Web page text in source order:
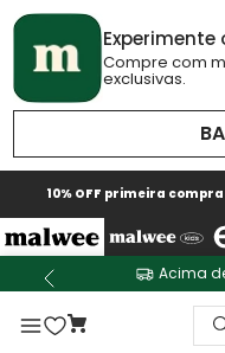
Experimente
Compre com
exclusivas.
10% OFF primeira compra
Acima